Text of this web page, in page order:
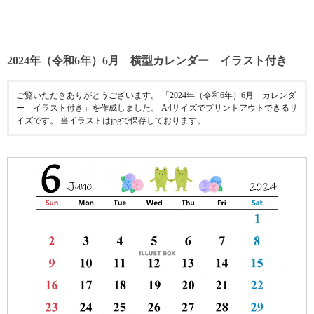
2024年（令和6年）6月 横型カレンダー イラスト付き
ご覧いただきありがとうございます。 「2024年（令和6年）6月 カレンダ
ー イラスト付き」を作成しました。 A4サイズでプリントアウトできるサ
イズです。 当イラストはjpgで保存しております。